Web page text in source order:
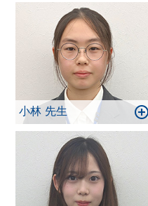
小林 先生